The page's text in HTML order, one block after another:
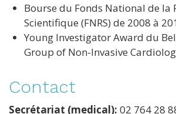
Bourse du Fonds National de la
Scientifique (FNRS) de 2008 à
Young Investigator Award du
Group of Non-Invasive
Contact
Secrétariat (medical): 02 764 28